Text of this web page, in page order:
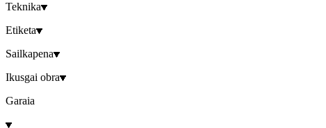
Teknika
Etiketa
Sailkapena
Ikusgai obra
Garaia